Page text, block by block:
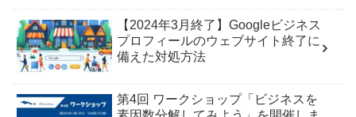
【2024年3月終了】Googleビジネス
プロフィールのウェブサイト終了に
備えた対処方法
第4回 ワークショップ「ビジネスを